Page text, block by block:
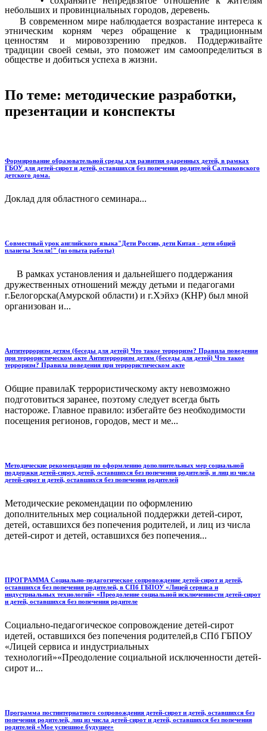
небольших и провинциальных городов, деревень.
В современном мире наблюдается возрастание интереса к
этническим корням через обращение к традиционным
ценностям и мировоззрению предков. Поддерживайте
традиции своей семьи, это поможет им самоопределиться в
обществе и добиться успеха в жизни.
По теме: методические разработки,
презентации и конспекты
Формирование образовательной среды для развития одаренных детей, в рамках
ГБОУ для детей-сирот и детей, оставшихся без попечения родителей Салтыковского
детского дома.
Доклад для областного семинара...
Совместный урок английского языка"Дети России, дети Китая - дети общей
планеты Земля!" (из опыта работы)
В рамках установления и дальнейшего поддержания
дружественных отношений между детьми и педагогами
г.Белогорска(Амурской области) и г.Хэйхэ (КНР) был мной
организован и...
Антитерроризм детям (беседы для детей) Что такое терроризм? Правила поведения
при террористическом акте Антитерроризм детям (беседы для детей) Что такое
терроризм? Правила поведения при террористическом акте
Общие правилаК террористическому акту невозможно
подготовиться заранее, поэтому следует всегда быть
настороже. Главное правило: избегайте без необходимости
посещения регионов, городов, мест и ме...
Методические рекомендации по оформлению дополнительных мер социальной
поддержки детей-сирот, детей, оставшихся без попечения родителей, и лиц из числа
детей-сирот и детей, оставшихся без попечения родителей
Методические рекомендации по оформлению
дополнительных мер социальной поддержки детей-сирот,
детей, оставшихся без попечения родителей, и лиц из числа
детей-сирот и детей, оставшихся без попечения...
ПРОГРАММА Социально-педагогическое сопровождение детей-сирот и детей,
оставшихся без попечения родителей, в СПб ГБПОУ «Лицей сервиса и
индустриальных технологий» «Преодоление социальной исключенности детей-сирот
и детей, оставшихся без попечения родителе
Социально-педагогическое сопровождение детей-сирот
идетей, оставшихся без попечения родителей,в СПб ГБПОУ
«Лицей сервиса и индустриальных
технологий»«Преодоление социальной исключенности детей-
сирот и...
Программа постинтернатного сопровождения детей-сирот и детей, оставшихся без
попечения родителей, лиц из числа детей-сирот и детей, оставшихся без попечения
родителей «Мое успешное будущее»